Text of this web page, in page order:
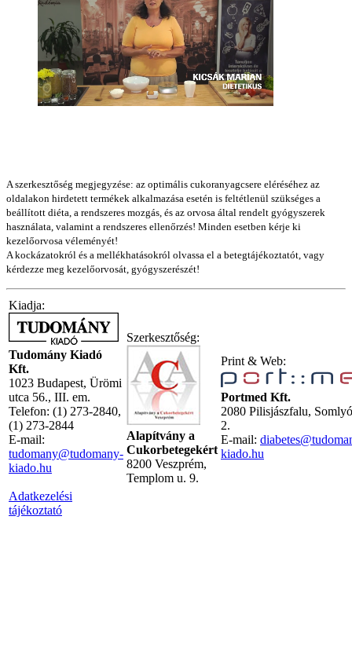
A szerkesztőség megjegyzése: az optimális cukoranyagcsere eléréséhez az
oldalakon hirdetett termékek alkalmazása esetén is feltétlenül szükséges a
beállított diéta, a rendszeres mozgás, és az orvosa által rendelt gyógyszerek
használata, valamint a rendszeres ellenőrzés! Minden esetben kérje ki
kezelőorvosa véleményét!
A kockázatokról és a mellékhatásokról olvassa el a betegtájékoztatót, vagy
kérdezze meg kezelőorvosát, gyógyszerészét!
Kiadja:
Tudomány Kiadó
Kft.
1023 Budapest, Ürömi
utca 56., III. em.
Telefon: (1) 273-2840,
(1) 273-2844
E-mail:
tudomany@tudomany-
kiado.hu
Adatkezelési
tájékoztató
Szerkesztőség:
Alapítvány a
Cukorbetegekért
8200 Veszprém,
Templom u. 9.
Print & Web:
Portmed Kft.
2080 Pilisjászfalu,
2.
E-mail:
kiado.hu